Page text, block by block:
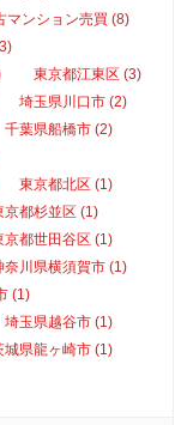
マンション売買 (8)
東京都江東区 (3)
埼玉県川口市 (2)
千葉県船橋市 (2)
東京都北区 (1)
京都杉並区 (1)
京都世田谷区 (1)
奈川県横須賀市 (1)
(1)
埼玉県越谷市 (1)
城県龍ヶ崎市 (1)